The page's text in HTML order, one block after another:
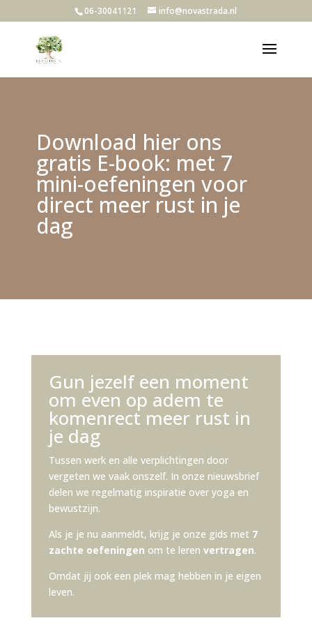
06-30041121 info@novastrada.nl
Download hier ons
gratis E-book: met 7
mini-oefeningen voor
direct meer rust in je
dag
Gun jezelf een moment
om even op adem te
komenrect meer rust in
je dag
Tussen werk en alle verplichtingen door
vergeten we vaak onszelf. In onze nieuwsbrief
delen we regelmatig inspiratie over yoga en
bewustzijn.
Als je je nu aanmeldt, krijg je onze gids met 7
zachte oefeningen om te leren vertragen.
Omdat jij ook een plek mag hebben in je eigen
leven.